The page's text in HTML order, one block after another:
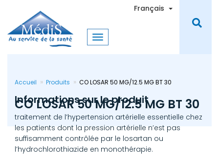
contenu
principal
Français Toggle
Accueil Produits CO LOSAR 50 MG/12.5 MG BT 30
CO LOSAR 50 MG/12.5 MG BT 30
Informations sur le produit
traitement de l’hypertension artérielle essentielle chez
les patients dont la pression artérielle n’est pas
suffisamment contrôlée par le losartan ou
l’hydrochlorothiazide en monothérapie.